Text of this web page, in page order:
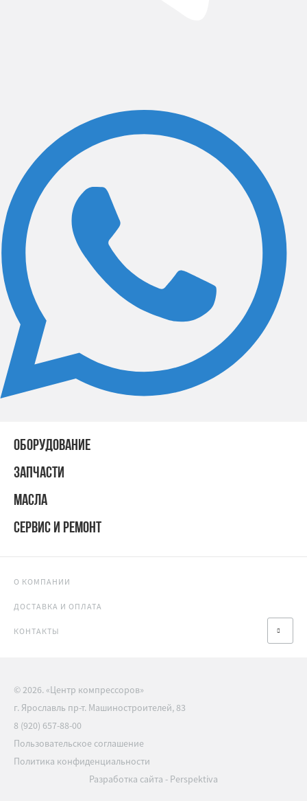
ОБОРУДОВАНИЕ
ЗАПЧАСТИ
МАСЛА
СЕРВИС И РЕМОНТ
О КОМПАНИИ
ДОСТАВКА И ОПЛАТА
КОНТАКТЫ
© 2026. «Центр компрессоров»
г. Ярославль пр-т. Машиностроителей, 83
8 (920) 657-88-00
Пользовательское соглашение
Политика конфиденциальности
Разработка сайта - Perspektiva